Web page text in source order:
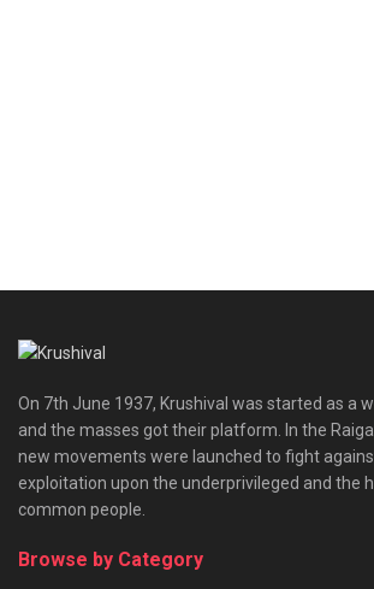
On 7th June 1937, Krushival was started as a
and the masses got their platform. In the
new movements were launched to fight
exploitation upon the underprivileged and the
common people.
Browse by Category